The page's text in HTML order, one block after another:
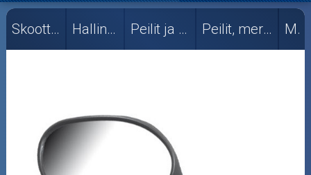
Skootterin osat
Aprilia
Kymco
Skootterin osat Hallintalaitteet Peilit ja kiinnikkeet Peilit, merkkikohtaiset MBK